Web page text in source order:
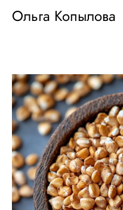
Ольга Копылова